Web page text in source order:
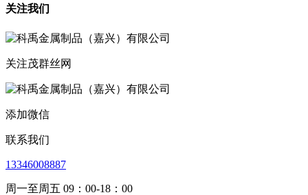
关注我们
关注茂群丝网
添加微信
联系我们
13346008887
周一至周五 09：00-18：00